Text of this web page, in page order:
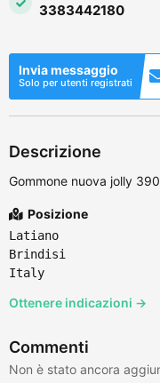
3383442180
Invia messaggio
Solo per utenti registrati
Descrizione
Gommone nuova jolly 390
Posizione
Latiano
Brindisi
Italy
Ottenere indicazioni →
Commenti
Non è stato ancora